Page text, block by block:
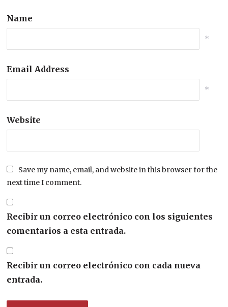
Name
*
Email Address
*
Website
Save my name, email, and website in this browser for the
next time I comment.
Recibir un correo electrónico con los siguientes
comentarios a esta entrada.
Recibir un correo electrónico con cada nueva
entrada.